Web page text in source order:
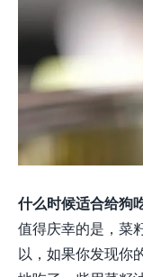
什么时候适合给狗
值得庆幸的是，菜
以，如果你发现你